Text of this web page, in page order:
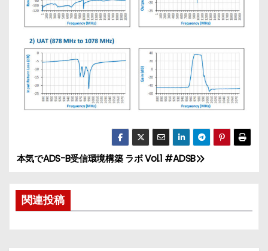
投
稿
ナ
本気でADS-B受信環境構築 ラボ Vol.1 #ADSB
関連投稿